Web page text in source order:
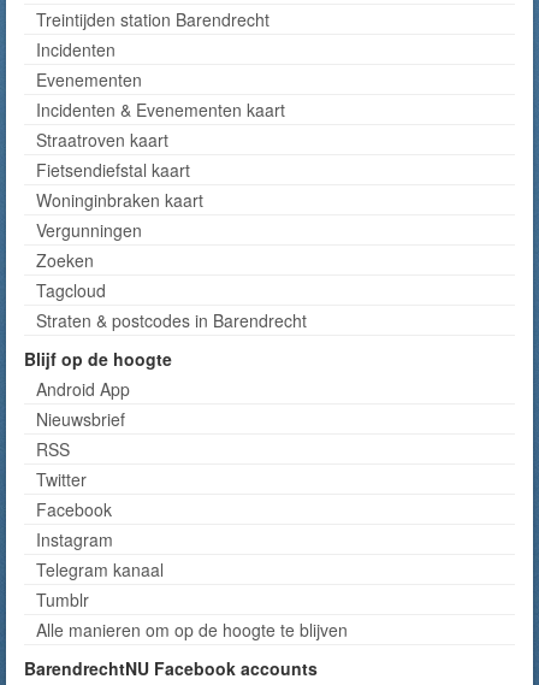
Treintijden station Barendrecht
Incidenten
Evenementen
Incidenten & Evenementen kaart
Straatroven kaart
Fietsendiefstal kaart
Woninginbraken kaart
Vergunningen
Zoeken
Tagcloud
Straten & postcodes in Barendrecht
Blijf op de hoogte
Android App
Nieuwsbrief
RSS
Twitter
Facebook
Instagram
Telegram kanaal
Tumblr
Alle manieren om op de hoogte te blijven
BarendrechtNU Facebook accounts